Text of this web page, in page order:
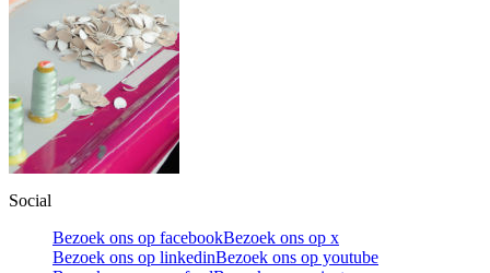
Social
Bezoek ons op facebookBezoek ons op x
Bezoek ons op linkedinBezoek ons op youtube